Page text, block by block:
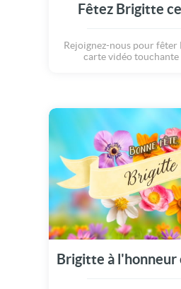
Fêtez Brigitte
Rejoignez-nous pour fêter
carte vidéo touchante
Brigitte à l'honneur